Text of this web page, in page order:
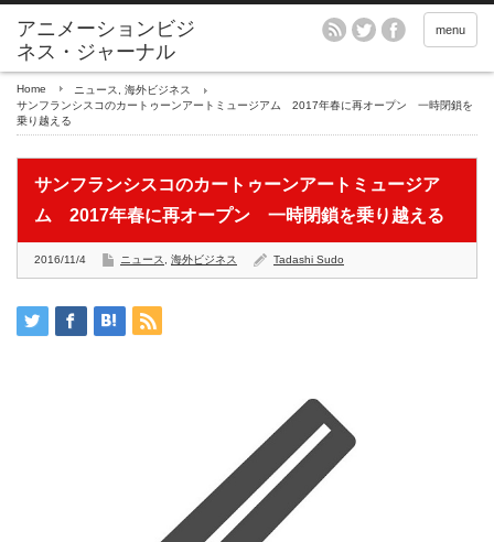
アニメーションビジ
ネス・ジャーナル
menu
Home ニュース
海外ビジネス
サンフランシスコのカートゥーンアートミュージアム 2017年春に再オープン 一時閉鎖を
乗り越える
サンフランシスコのカートゥーンアートミュージア
ム 2017年春に再オープン 一時閉鎖を乗り越える
2016/11/4 ニュース 海外ビジネス Tadashi Sudo